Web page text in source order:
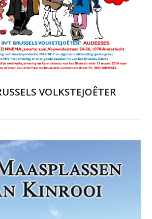
VOLKSTEJOÊTER